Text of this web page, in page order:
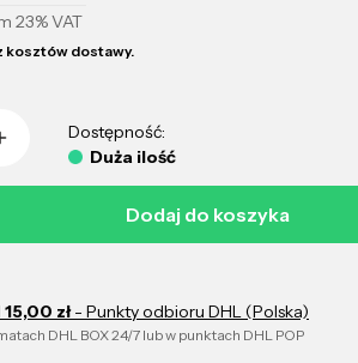
23%VAT
kosztów dostawy.
Dostępność:
Duża ilość
Dodaj do koszyka
zł- Punkty odbioru DHL (Polska)
DHL BOX 24/7 lub w punktach DHL POP